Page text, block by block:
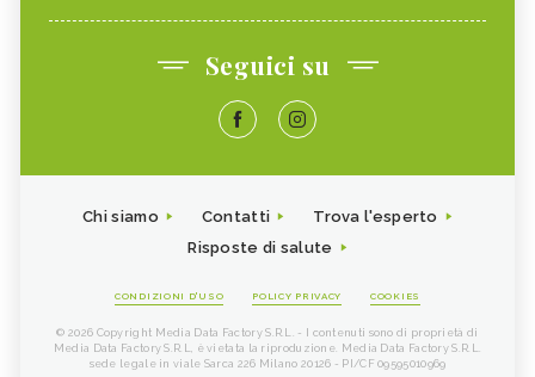
Seguici su
Chi siamo Contatti
Trova l'esperto
Risposte di salute
CONDIZIONI D'USO POLICY PRIVACY COOKIES
© 2026 Copyright Media Data Factory S.R.L. - I contenuti sono di proprietà di
Media Data Factory S.R.L, è vietata la riproduzione. Media Data Factory S.R.L.
sede legale in viale Sarca 226 Milano 20126 - PI/CF 09595010969